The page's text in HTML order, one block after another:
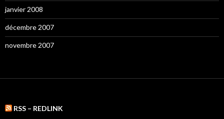
janvier 2008
décembre 2007
novembre 2007
RSS – REDLINK